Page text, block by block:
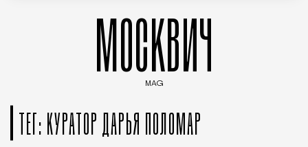
МОСКВИЧ
MAG
ТЕГ: КУРАТОР ДАРЬЯ ПОЛОМАР